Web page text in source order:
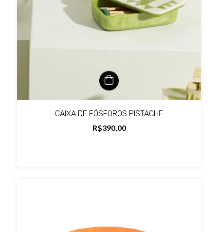
CAIXA DE FÓSFOROS PISTACHE
R$390,00